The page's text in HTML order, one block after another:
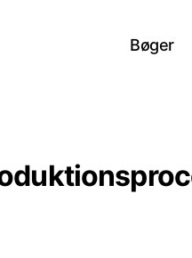
Bøger